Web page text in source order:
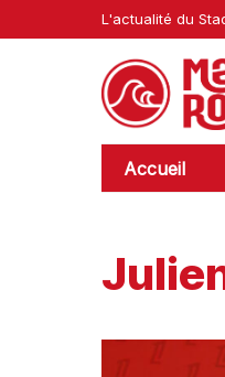
L'actualité du
Accueil